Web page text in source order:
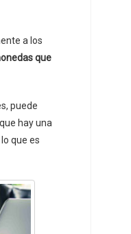
a los
que
puede
hay una
que es